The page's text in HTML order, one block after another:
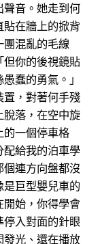
聲音。她走到何
貼在牆上的掀背
混亂的毛線
但你的後視鏡貼
蠢的勇氣。」
置，對著何手殘
脫落，在空中旋
的一個停車格
給我的泊車學
連方向盤都沒
是巨型嬰兒車的
開始，你得學會
停入對面的針眼
發光、還在播放